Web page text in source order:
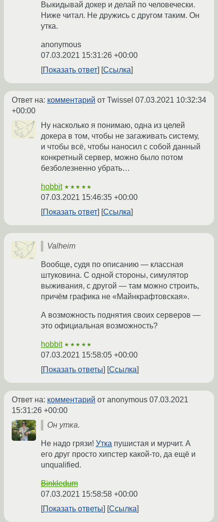
Выкидывай докер и делай по человечески.
Ниже читал. Не дружись с другом таким. Он
утка.
anonymous
07.03.2021 15:31:26 +00:00
Показать ответ
Ссылка
Ответ на: комментарий от Twissel 07.03.2021 10:32:34
+00:00
Ну насколько я понимаю, одна из целей
докера в том, чтобы не загаживать систему,
и чтобы всё, чтобы наносил с собой данный
конкретный сервер, можно было потом
безболезненно убрать…
hobbit ★★★★★
07.03.2021 15:46:35 +00:00
Показать ответ
Ссылка
Valheim
Вообще, судя по описанию — классная
штуковина. С одной стороны, симулятор
выживания, с другой — там можно строить,
причём графика не «Майнкрафтовская».
А возможность поднятия своих серверов —
это официальная возможность?
hobbit ★★★★★
07.03.2021 15:58:05 +00:00
Показать ответы
Ссылка
Ответ на: комментарий от anonymous 07.03.2021
15:31:26 +00:00
Он утка.
Не надо грязи! Утка пушистая и мурчит. А
его друг просто хипстер какой-то, да ещё и
unqualified.
Binkledum
07.03.2021 15:58:58 +00:00
Показать ответы
Ссылка